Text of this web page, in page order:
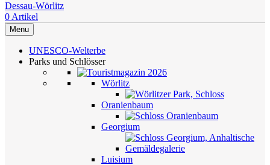
0 Artikel
Menu
UNESCO-Welterbe
Parks und Schlösser
Wörlitz
Oranienbaum
Georgium
Luisium